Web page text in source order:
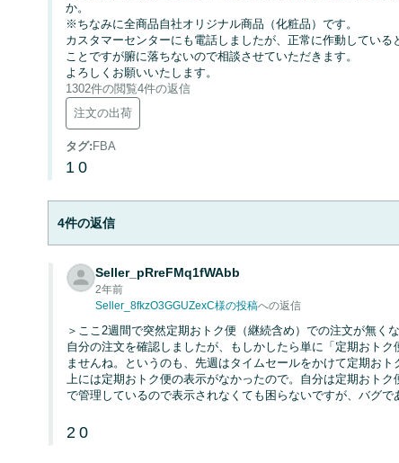
か。
※ちなみに全商品自社オリジナル商品（化粧品）です。
カスタマーセンターにも電話しましたが、正常に作動してい
ことですが腑に落ちないので相談させていただきます。
よろしくお願いいたします。
1302件の閲覧4件の返信
注文の出荷
タグ: FBA
1 0
4件の返信
Seller_pRreFMq1fWAbb
2年前
Seller_8fkzO3GGUZexC様の投稿への返信
＞ここ2週間で突然定期おトク便（継続含め）での注文が無くな
自分の注文を確認しましたが、もしかしたら単に「定期おト
ませんね。というのも、先週はタイムセールをかけて定期お
上には定期おトク便の表示がなかったので。自分は定期おト
で管理しているので表示されなくても困らないですが、バグで
2 0